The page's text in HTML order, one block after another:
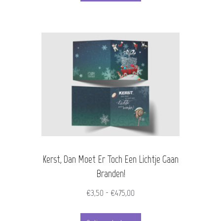
meerdere
variaties.
Deze
optie
kan
gekozen
op
Kerst, Dan Moet Er Toch Een Lichtje Gaan
Branden!
€3,50 - €475,00
Dit